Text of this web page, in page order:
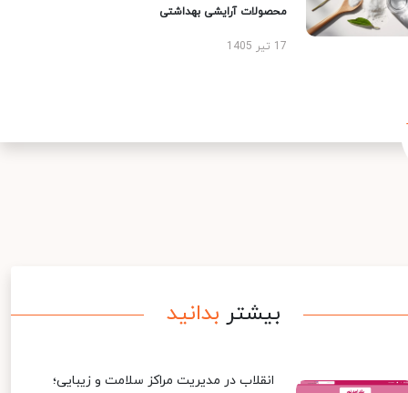
محصولات آرایشی بهداشتی
17 تیر 1405
بیشتر بدانید
انقلاب در مدیریت مراکز سلامت و زیبایی؛